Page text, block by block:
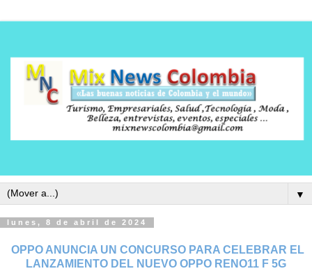
▼
lunes, 8 de abril de 2024
OPPO ANUNCIA UN CONCURSO PARA CELEBRAR EL
LANZAMIENTO DEL NUEVO OPPO RENO11 F 5G